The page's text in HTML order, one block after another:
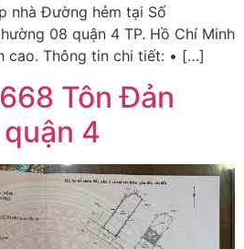
nhà Đường hẻm tại Số
08 quận 4 TP. Hồ Chí Minh
cao. Thông tin chi tiết: • […]
Tôn Đản
4